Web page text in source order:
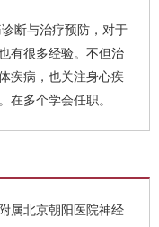
有很多经验。不但治
疾病，也关注身心疾
在多个学会任职。
属北京朝阳医院神经